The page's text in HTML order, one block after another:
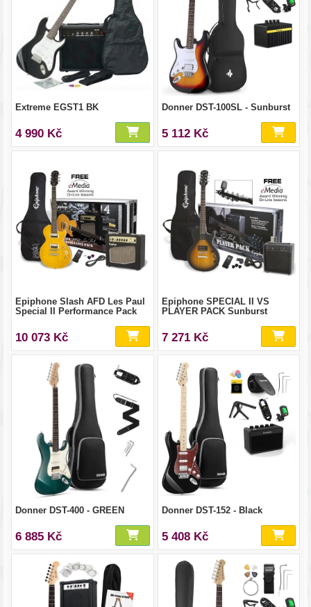
Extreme EGST1 BK
4 990 Kč
Donner DST-100SL - Sunburst
5 112 Kč
Epiphone Slash AFD Les Paul
Special II Performance Pack
10 073 Kč
Epiphone SPECIAL II VS
PLAYER PACK Sunburst
7 271 Kč
Donner DST-400 - GREEN
6 885 Kč
Donner DST-152 - Black
5 408 Kč